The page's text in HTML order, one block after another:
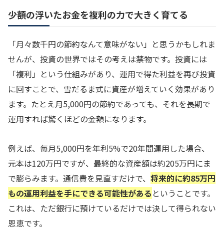
少額の浮いたお金を複利の力で大きく育てる
「月々数千円の節約なんて意味がない」と思うかもしれま
せんが、投資の世界ではその考えは禁物です。投資には
「複利」という仕組みがあり、運用で得た利益を再び投資
に回すことで、雪だるま式に資産が増えていく効果があり
ます。たとえ月5,000円の節約であっても、それを長期で
運用すれば驚くほどの金額になります。
例えば、毎月5,000円を年利5%で20年間運用した場合、
元本は120万円ですが、最終的な資産額は約205万円にま
で膨らみます。通信費を見直すだけで、 将来的に約85万円
もの運用利益を手にできる可能性がある ということです。
これは、ただ銀行に預けているだけでは決して得られない
恩恵です。